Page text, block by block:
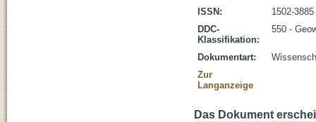
ISSN:
1502-3885
DDC-
Klassifikation:
550 -
Dokumentart:
Zur
Langanzeige
Das Dokument